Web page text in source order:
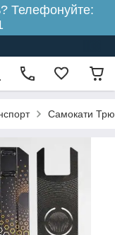
Телефонуйте:
Самокати